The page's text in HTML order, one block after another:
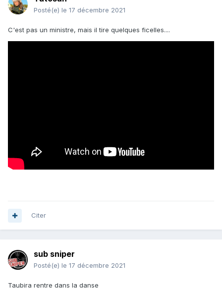
Posté(e) le 17 décembre 2021
C'est pas un ministre, mais il tire quelques ficelles....
Citer
sub sniper
Posté(e) le 17 décembre 2021
Taubira rentre dans la danse